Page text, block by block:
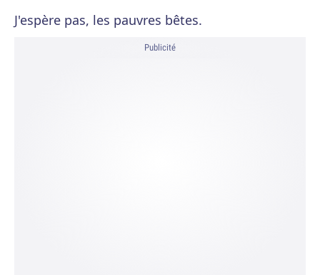
J'espère pas, les pauvres bêtes.
Publicité